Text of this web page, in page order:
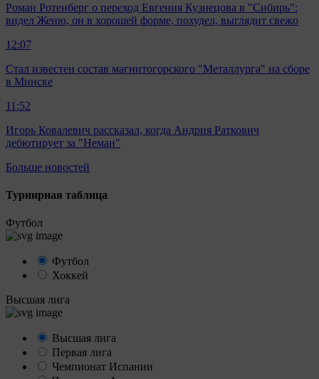
Роман Ротенберг о переход Евгения Кузнецова в "Сибирь":
видел Женю, он в хорошей форме, похудел, выглядит свежо
12:07
Стал известен состав магнитогорского "Металлурга" на сборе
в Минске
11:52
Игорь Ковалевич рассказал, когда Андрия Раткович
дебютирует за "Неман"
Больше новостей
Турнирная таблица
Футбол
Футбол
Хоккей
Высшая лига
Высшая лига
Первая лига
Чемпионат Испании